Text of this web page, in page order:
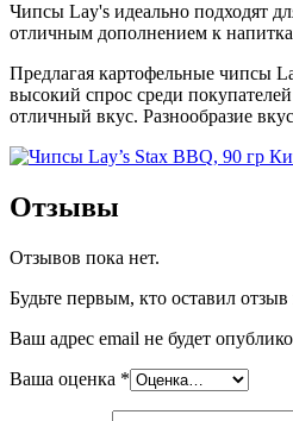
Чипсы Lay's идеально подходят
отличным дополнением к
Предлагая картофельные чипсы
высокий спрос среди
отличный вкус. Разнообразие
Отзывы
Отзывов пока нет.
Будьте первым, кто оставил
Ваш адрес email не будет
Ваша оценка *